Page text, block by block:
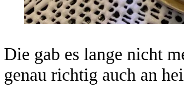
Die gab es lange nicht
genau richtig auch an